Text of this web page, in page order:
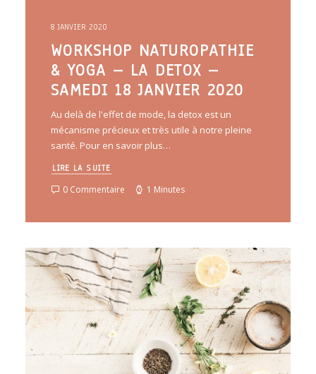
8 JANVIER 2020
WORKSHOP NATUROPATHIE
& YOGA – LA DETOX –
SAMEDI 18 JANVIER 2020
Au delà de l'effet de mode, la detox est un
mécanisme précieux et très utile à notre pleine
santé. Pour en savoir plus…
LIRE LA SUITE
0 Commentaire 1 Minutes